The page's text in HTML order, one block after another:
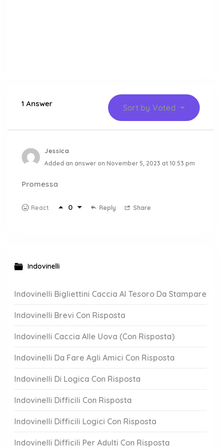
1 Answer Sort by Voted
Jessica
Added an answer on November 5, 2023 at 10:53 pm
Promessa
React 0 Reply Share
Indovinelli
Indovinelli Bigliettini Caccia Al Tesoro Da Stampare
Indovinelli Brevi Con Risposta
Indovinelli Caccia Alle Uova (Con Risposta)
Indovinelli Da Fare Agli Amici Con Risposta
Indovinelli Di Logica Con Risposta
Indovinelli Difficili Con Risposta
Indovinelli Difficili Logici Con Risposta
Indovinelli Difficili Per Adulti Con Risposta